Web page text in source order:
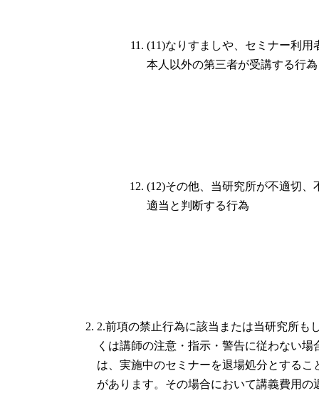
(11)なりすましや、セミナー利用
本人以外の第三者が受講する行為
(12)その他、当研究所が不適切、
適当と判断する行為
2.前項の禁止行為に該当または当研究所も
くは講師の注意・指示・警告に従わない場
は、実施中のセミナーを退場処分とするこ
があります。その場合において講義費用の